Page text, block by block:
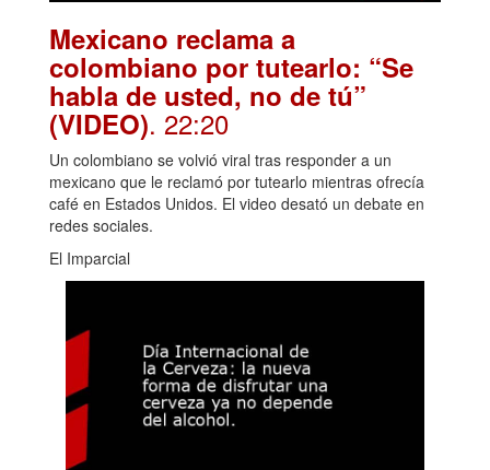
Mexicano reclama a
colombiano por tutearlo: “Se
habla de usted, no de tú”
(VIDEO). 22:20
Un colombiano se volvió viral tras responder a un
mexicano que le reclamó por tutearlo mientras ofrecía
café en Estados Unidos. El video desató un debate en
redes sociales.
El Imparcial